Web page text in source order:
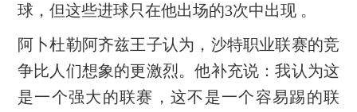
球，但这些进球只在他出场的3次中出现 。
阿卜杜勒阿齐兹王子认为，沙特职业联赛的竞
争比人们想象的更激烈。他补充说：我认为这
是一个强大的联赛，这不是一个容易踢的联